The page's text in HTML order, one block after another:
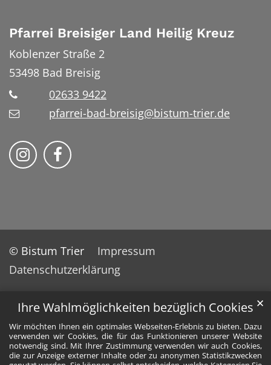
Ihre Wahlmöglichkeiten bezüglich Cookies
Wir möchten Ihnen ein optimales Webseiten-Erlebnis zu bieten. Dazu
verwenden wir Cookies, die für das Funktionieren unserer Website
notwendig sind. Mit Ihrer Zustimmung verwenden wir auch Cookies,
die zur Anzeige externer Inhalte oder zu anonymen Statistikzwecken
✕
Pfarrei Breisiger Land Heilig Kreuz
Koblenzer Straße 2
53498 Bad Breisig
02633 9422
pfarrei-bad-breisig@bistum-trier.de
Folge uns auf Instragram
Folge uns auf Facebook
© Bistum Trier
Impressum
Datenschutzerklärung